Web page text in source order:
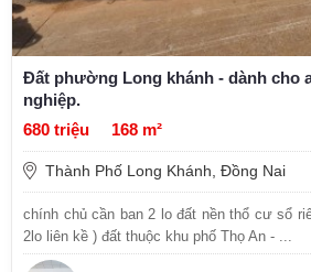
Đất phường Long khánh - dành cho
nghiệp.
680 triệu
168 m²
Thành Phố Long Khánh, Đồng Nai
chính chủ cần ban 2 lo đất nền thổ cư sổ
2lo liên kề ) đất thuộc khu phố Thọ An - ...